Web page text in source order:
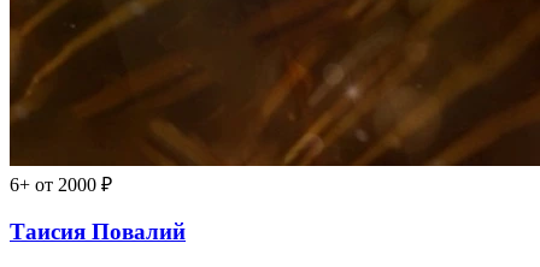
6+ от 2000 ₽
Таисия Повалий